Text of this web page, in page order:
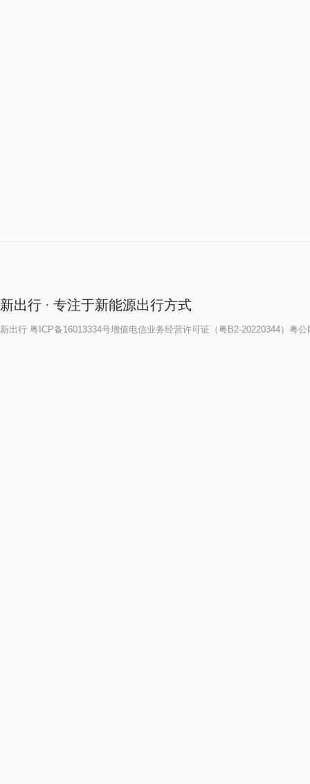
新出行 · 专注于新能源出行方式
新出行 粤ICP备16013334号增值电信业务经营许可证（粤B2-20220344） 粤公